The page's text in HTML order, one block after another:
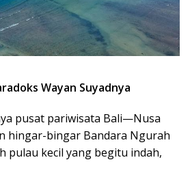
Wayan Suyadnya
pusat pariwisata Bali—Nusa
hingar-bingar Bandara Ngurah
pulau kecil yang begitu indah,